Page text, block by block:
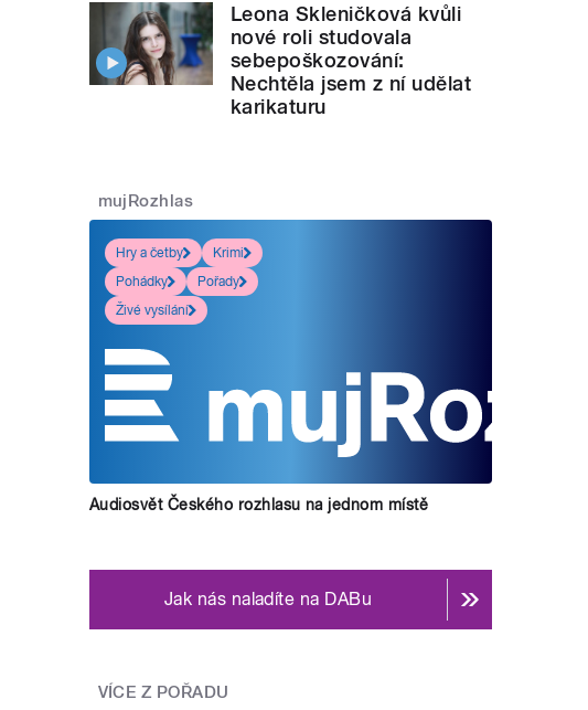
Leona Skleničková kvůli
nové roli studovala
sebepoškozování:
Nechtěla jsem z ní udělat
karikaturu
mujRozhlas
Hry a četby
Krimi
Pohádky
Pořady
Živé vysílání
Audiosvět Českého rozhlasu na jednom místě
Jak nás naladíte na DABu
VÍCE Z POŘADU